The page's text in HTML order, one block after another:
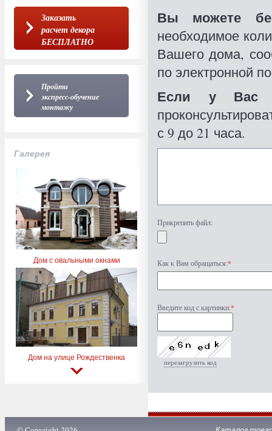
Заказать
расчет декора
БЕСПЛАТНО
Пройти
экспресс-обучение
монтажу
Галерея
Дом с овальными окнами
Дом на улице Рождественка
Вы можете
необходимое
Вашего дома,
по электронной
Если у Вас
с 9 до 21 часа.
Прикрепить файл:
Как к Вам обращаться:*
Введите код с картинки:*
перезагрузить код